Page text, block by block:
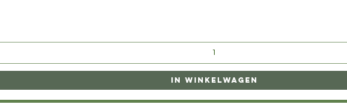
In winkelwagen